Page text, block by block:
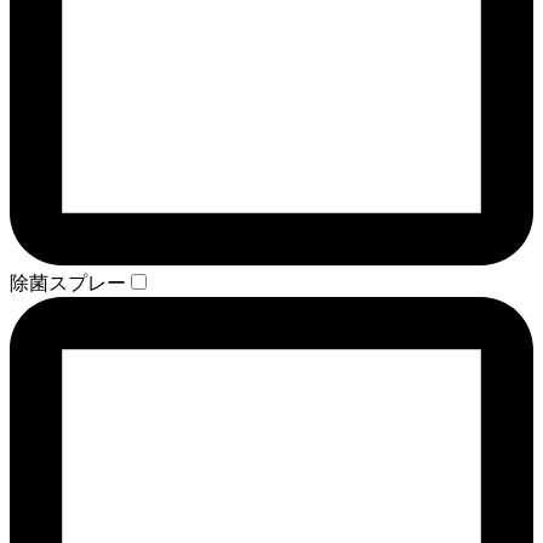
除菌スプレー